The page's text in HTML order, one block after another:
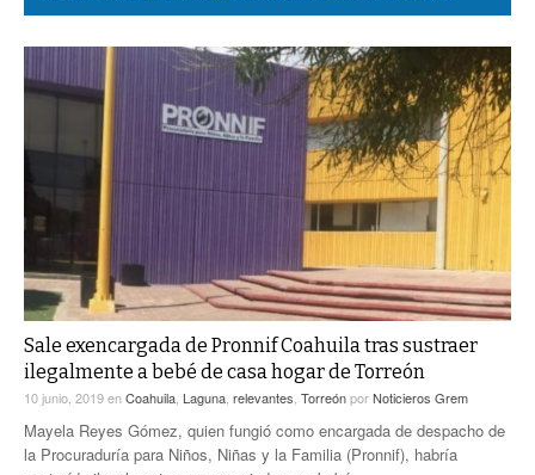
EXA
EL EXACTO
GLOBO
CONTEXTOS
A MEDIA MAÑANA
A TODA LEY
DIÁLOGOS CON LA HISTORIA
TWEETS AND BEATS
LA MEJOR 97.1 ESTÉREO GALLITO
ACTUALIDADES GREM
PULSO
LA MEJOR INFORMACIÓN
COLABORADORES
PC29
ACTUALIDADES GREM
Sale exencargada de Pronnif Coahuila tras sustraer
ilegalmente a bebé de casa hogar de Torreón
10 junio, 2019enCoahuila Laguna relevantes TorreónporNoticieros Grem
Mayela Reyes Gómez, quien fungió como encargada de despacho de
la Procuraduría para Niños, Niñas y la Familia (Pronnif), habría